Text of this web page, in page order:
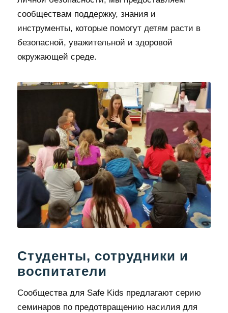
сообществам поддержку, знания и
инструменты, которые помогут детям расти в
безопасной, уважительной и здоровой
окружающей среде.
Студенты, сотрудники и
воспитатели
Сообщества для Safe Kids предлагают серию
семинаров по предотвращению насилия для